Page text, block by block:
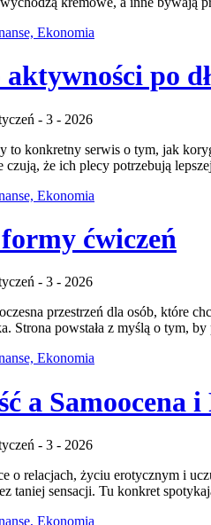
Ekonomia
po
- 3 - 2026
to konkretny serwis o tym, jak
czują, że ich plecy potrzebują
Ekonomia
ćwiczeń
- 3 - 2026
przestrzeń dla osób, które
Strona powstała z myślą o tym,
Ekonomia
a Samoocena
- 3 - 2026
o relacjach, życiu erotycznym i
taniej sensacji. Tu konkret
Ekonomia